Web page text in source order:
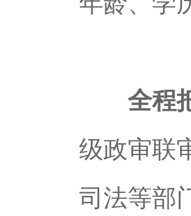
全程
级政审联
司法等部